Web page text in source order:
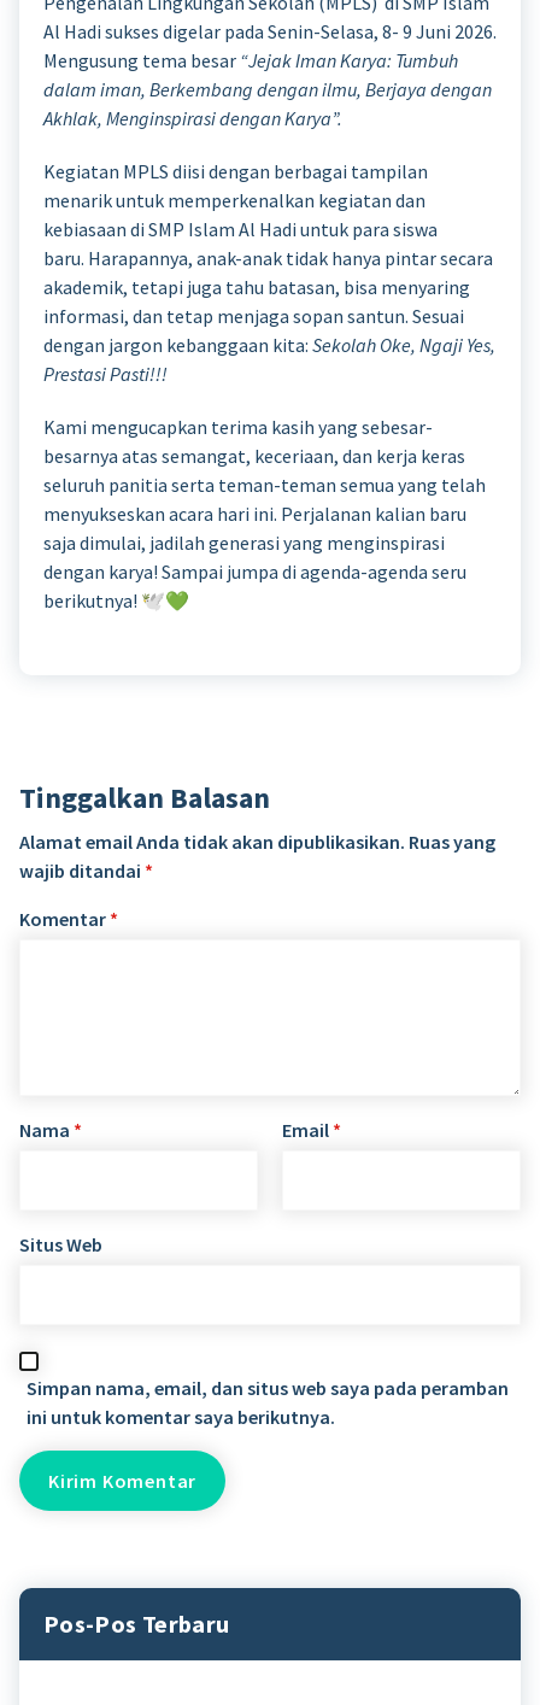
Al Hadi sukses digelar pada Senin-Selasa, 8- 9 Juni 2026.
Mengusung tema besar “Jejak Iman Karya: Tumbuh
dalam iman, Berkembang dengan ilmu, Berjaya dengan
Akhlak, Menginspirasi dengan Karya”.
Kegiatan MPLS diisi dengan berbagai tampilan
menarik untuk memperkenalkan kegiatan dan
kebiasaan di SMP Islam Al Hadi untuk para siswa
baru. Harapannya, anak-anak tidak hanya pintar secara
akademik, tetapi juga tahu batasan, bisa menyaring
informasi, dan tetap menjaga sopan santun. Sesuai
dengan jargon kebanggaan kita: Sekolah Oke, Ngaji Yes,
Prestasi Pasti!!!
Kami mengucapkan terima kasih yang sebesar-
besarnya atas semangat, keceriaan, dan kerja keras
seluruh panitia serta teman-teman semua yang telah
menyukseskan acara hari ini. Perjalanan kalian baru
saja dimulai, jadilah generasi yang menginspirasi
dengan karya! Sampai jumpa di agenda-agenda seru
berikutnya! 🕊️💚
Tinggalkan Balasan
Alamat email Anda tidak akan dipublikasikan. Ruas yang
wajib ditandai *
Komentar *
Nama * Email *
Situs Web
Simpan nama, email, dan situs web saya pada peramban
ini untuk komentar saya berikutnya.
Pos-Pos Terbaru